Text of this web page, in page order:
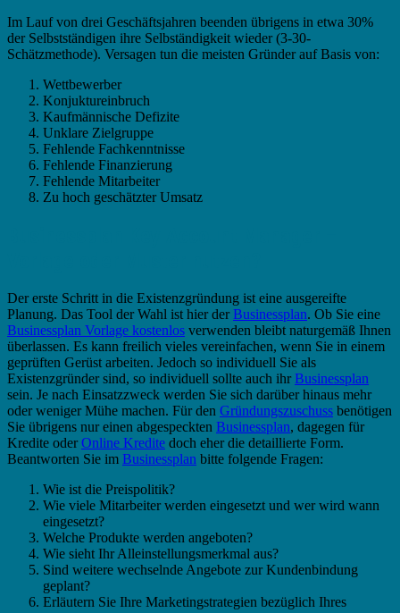
Im Lauf von drei Geschäftsjahren beenden übrigens in etwa 30%
der Selbstständigen ihre Selbständigkeit wieder (3-30-
Schätzmethode). Versagen tun die meisten Gründer auf Basis von:
Wettbewerber
Konjuktureinbruch
Kaufmännische Defizite
Unklare Zielgruppe
Fehlende Fachkenntnisse
Fehlende Finanzierung
Fehlende Mitarbeiter
Zu hoch geschätzter Umsatz
Der erste Schritt in die Existenzgründung ist eine ausgereifte
Planung. Das Tool der Wahl ist hier derBusinessplan. Ob Sie eine
Businessplan Vorlage kostenlos verwenden bleibt naturgemäß Ihnen
überlassen. Es kann freilich vieles vereinfachen, wenn Sie in einem
geprüften Gerüst arbeiten. Jedoch so individuell Sie als
Existenzgründer sind, so individuell sollte auch ihrBusinessplan
sein. Je nach Einsatzzweck werden Sie sich darüber hinaus mehr
oder weniger Mühe machen. Für den Gründungszuschuss benötigen
Sie übrigens nur einen abgespeckten Businessplan, dagegen für
Kredite oderOnline Kredite doch eher die detaillierte Form.
Beantworten Sie im Businessplan bitte folgende Fragen:
Wie ist die Preispolitik?
Wie viele Mitarbeiter werden eingesetzt und wer wird wann
eingesetzt?
Welche Produkte werden angeboten?
Wie sieht Ihr Alleinstellungsmerkmal aus?
Sind weitere wechselnde Angebote zur Kundenbindung
geplant?
Erläutern Sie Ihre Marketingstrategien bezüglich Ihres